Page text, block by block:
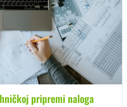
pripremi naloga